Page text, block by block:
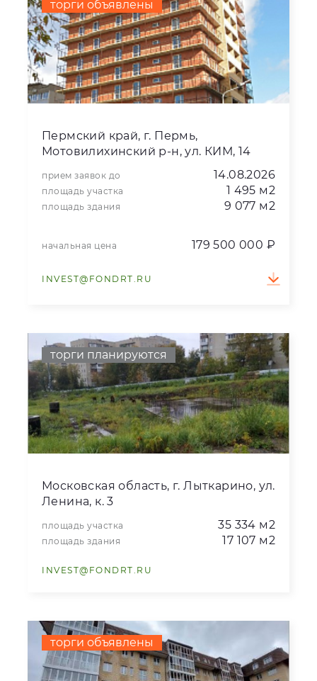
торги объявлены
Пермский край, г. Пермь,
Мотовилихинский р-н, ул. КИМ, 14
прием заявок до 14.08.2026
площадь участка 1 495 м2
площадь здания 9 077 м2
начальная цена 179 500 000 ₽
INVEST@FONDRT.RU
торги планируются
Московская область, г. Лыткарино, ул.
Ленина, к. 3
площадь участка 35 334 м2
площадь здания 17 107 м2
INVEST@FONDRT.RU
торги объявлены